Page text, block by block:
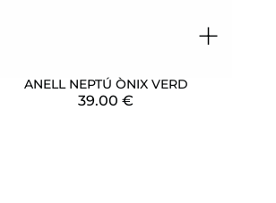
+
ANELL NEPTÚ ÒNIX VERD
39.00€